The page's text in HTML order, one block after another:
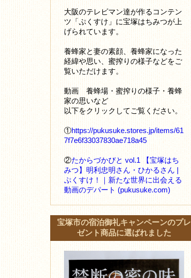
大阪のテレビマン達が作るコンテン
ツ「ぷくすけ」に宝塚はちみつが上
げられています。
養蜂家と妻の素顔、養蜂家になった
経緯や思い、蜜搾りの様子などをご
覧いただけます。
動画 養蜂場・蜜搾りの様子・養蜂
家の思いなど
以下をクリックしてご覧ください。
①https://pukusuke.stores.jp/items/61
7f7e6f33037830ae718a45
②たからづかびと vol.1 【宝塚はち
みつ】明利忠明さん・ひかるさん |
ぷくすけ！｜新たな世界に出会える
動画のデパート (pukusuke.com)
宝塚市の宿泊御礼キャンペーンのプレ
ゼント商品に選ばれました